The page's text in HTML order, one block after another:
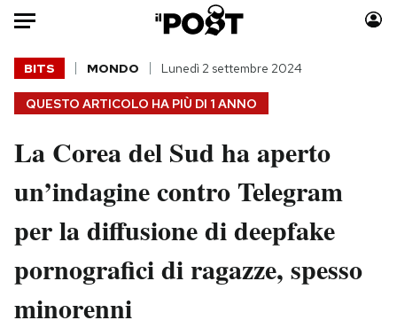
Auto
HOME
Italia
Politica
Tecnologia
Scienza
Moda
Consumismi
Storie/Idee
Ok Boomer!
Media
QUESTO ARTICOLO HA PIÙ DI 1 ANNO
BITS MONDO Lunedì 2 settembre 2024
La Corea del Sud ha aperto
un’indagine contro Telegram
per la diffusione di deepfake
pornografici di ragazze, spesso
minorenni